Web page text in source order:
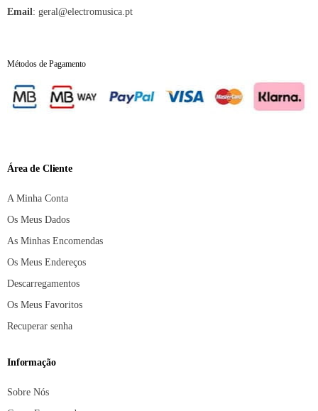
Email: geral@electromusica.pt
Métodos de Pagamento
Área de Cliente
A Minha Conta
Os Meus Dados
As Minhas Encomendas
Os Meus Endereços
Descarregamentos
Os Meus Favoritos
Recuperar senha
Informação
Sobre Nós